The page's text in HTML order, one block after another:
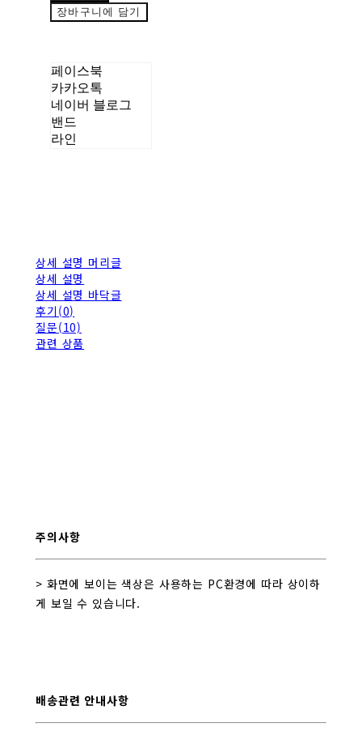
장바구니에 담기
페이스북
카카오톡
네이버 블로그
밴드
라인
상세 설명 머리글
상세 설명
상세 설명 바닥글
후기(0)
질문(10)
관련 상품
주의사항
> 화면에 보이는 색상은 사용하는 PC환경에 따라 상이하
게 보일 수 있습니다.
배송관련 안내사항